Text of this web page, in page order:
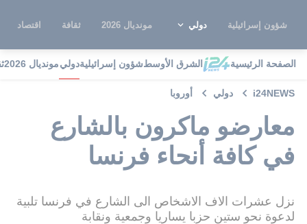
شؤون إسرائيلية دولي مونديال 2026 ثقافة اقتصاد
الصفحة الرئيسية الشرق الأوسطشؤون إسرائيليةدوليمونديال 2026
i24NEWS دولي أوروبا
معارضو ماكرون بالشارع
في كافة أنحاء فرنسا
نزل عشرات الاف الاشخاص الى الشارع في فرنسا تلبية
لدعوة نحو ستين حزبا يساريا وجمعية ونقابة